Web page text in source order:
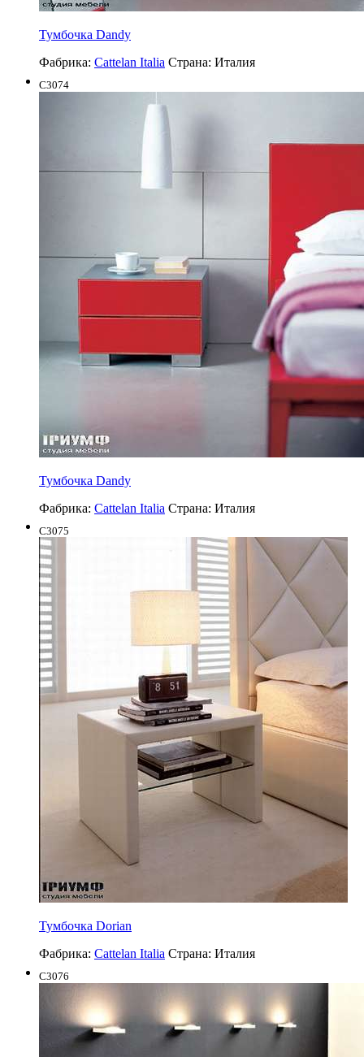
Тумбочка Dandy
Фабрика: Cattelan Italia Страна: Италия
C3074
Тумбочка Dandy
Фабрика: Cattelan Italia Страна: Италия
C3075
Тумбочка Dorian
Фабрика: Cattelan Italia Страна: Италия
C3076